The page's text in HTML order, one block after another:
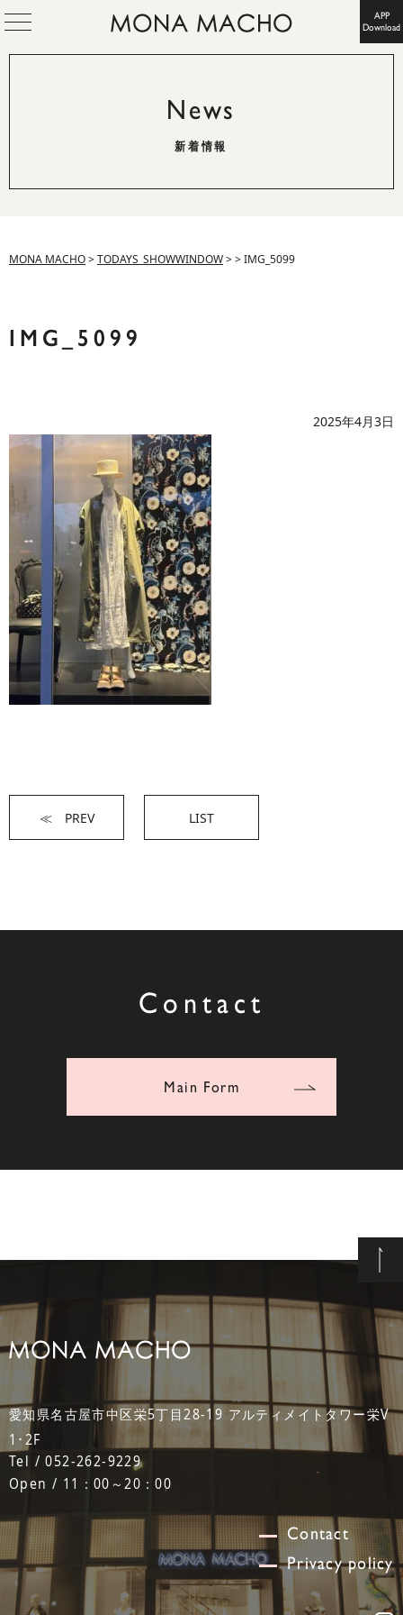
APP
Download
News
新着情報
MONA MACHO>TODAYS_SHOWWINDOW>>IMG_5099
IMG_5099
2025年4月3日
≪ PREV LIST
Contact
Main Form
愛知県名古屋市中区栄5丁目28-19 アルティメイトタワー栄V
1･2F
Tel / 052-262-9229
Open / 11：00～20：00
Contact
Privacy policy